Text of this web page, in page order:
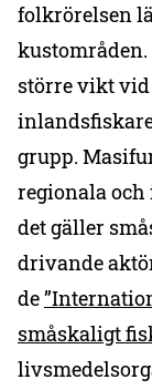
folkrörelsen
kustområden.
större vikt
grupp.
regionala
det gäller
drivande
de
småskaligt